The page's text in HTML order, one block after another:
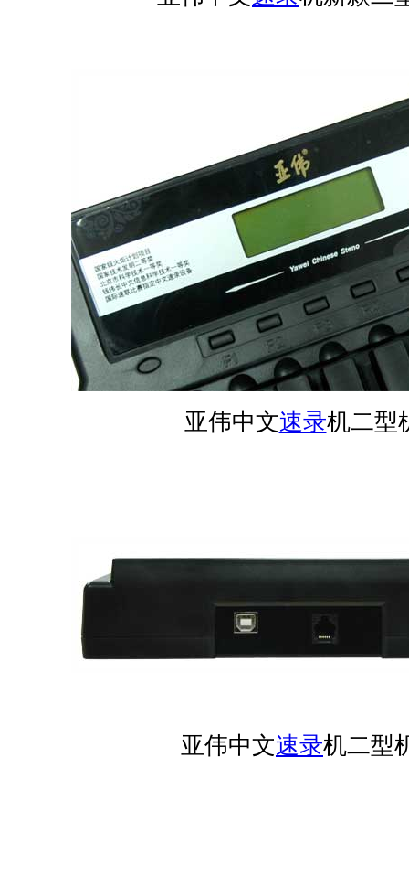
亚伟中文速录机二型
亚伟中文速录机二型